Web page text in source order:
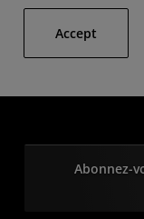
Accept
Abonnez-